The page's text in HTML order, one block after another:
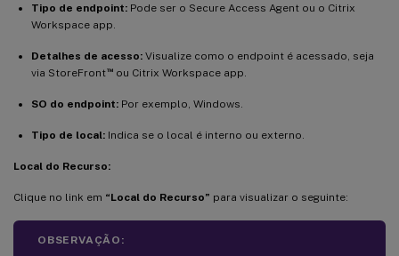
Tipo de endpoint: Pode ser o Secure Access Agent ou o Citrix
Workspace app.
Detalhes de acesso: Visualize como o endpoint é acessado, seja
via StoreFront™ou Citrix Workspace app.
SO do endpoint: Por exemplo, Windows.
Tipo de local: Indica se o local é interno ou externo.
Local do Recurso:
Clique no link em “Local do Recurso” para visualizar o seguinte:
OBSERVAÇÃO: